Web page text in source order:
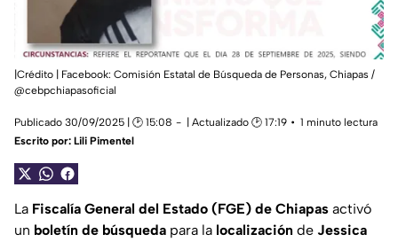
|Crédito | Facebook: Comisión Estatal de Búsqueda de Personas, Chiapas /
@cebpchiapasoficial
Publicado 30/09/2025 | 🕑 15:08 | Actualizado 🕑 17:19
1 minuto lectura
Escrito por: Lili Pimentel
La Fiscalía General del Estado (FGE) de Chiapas activó
un boletín de búsqueda para la localización de Jessica